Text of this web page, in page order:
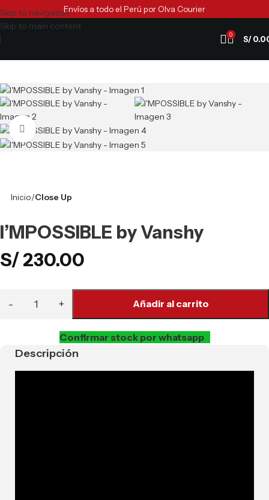
Skip to navigation
Skip to main content
Envíos a todo el Perú por Olva Courier
0 S/
Clic para ampliar
Inicio Close Up
I’MPOSSIBLE by Vanshy
S/230.00
Añadir al carrito
Confirmar stock por whatsapp
Descripción